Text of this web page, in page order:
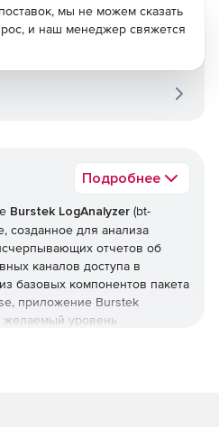
Подробнее
Burstek LogAnalyzer (bt-
созданное для анализа
отчетов об
каналов доступа в
базовых компонентов пакета
приложение Burstek
желаемый уровень
мы не можем сказать
и наш менеджер свяжется